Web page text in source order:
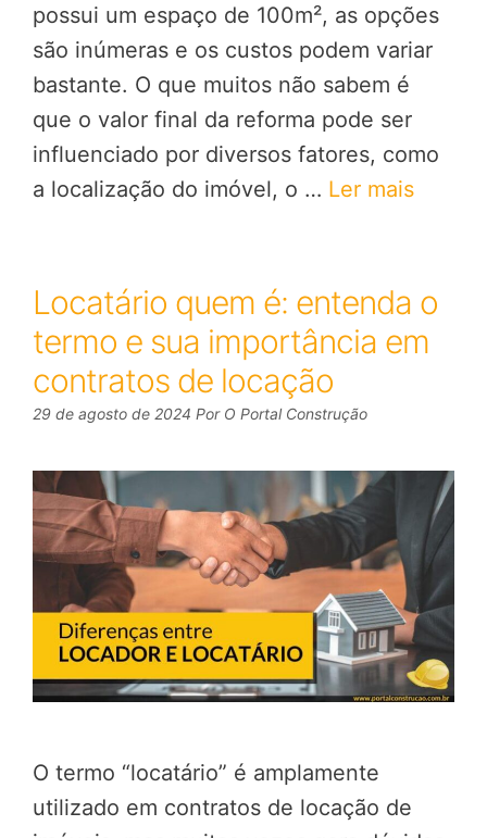
possui um espaço de 100m², as opções
são inúmeras e os custos podem variar
bastante. O que muitos não sabem é
que o valor final da reforma pode ser
influenciado por diversos fatores, como
a localização do imóvel, o … Ler mais
Locatário quem é: entenda o
termo e sua importância em
contratos de locação
29 de agosto de 2024 Por O Portal Construção
O termo “locatário” é amplamente
utilizado em contratos de locação de